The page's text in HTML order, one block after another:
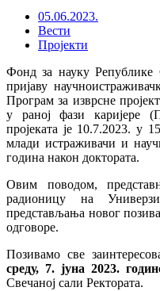
05.06.2023.
Вести
Пројекти
Фонд за науку Републике
пријаву
Програм за изврсне
у раној фази каријере
пројеката је 10.7.2023. у
млади истраживачи и
година након доктората.
Овим поводом,
радионицу на
представљања новог
одговоре.
Позивамо све
среду, 7. јуна 2023.
Свечаној сали Ректората.